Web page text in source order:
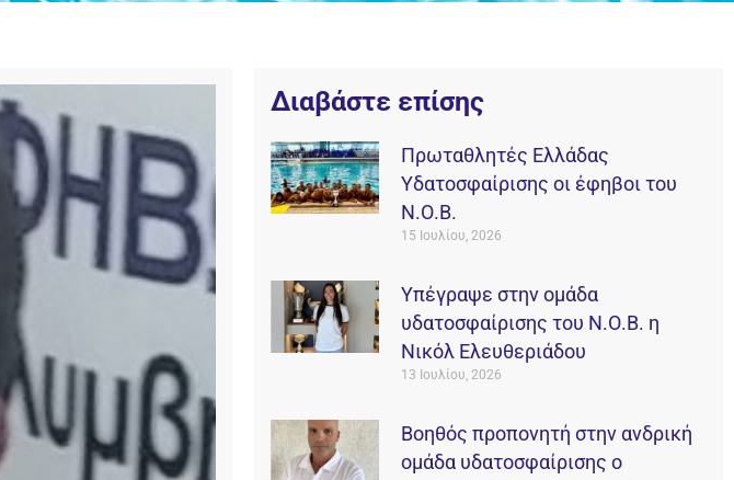
Διαβάστε επίσης
Πρωταθλητές Ελλάδας
Υδατοσφαίρισης οι έφηβοι του
Ν.Ο.Β.
15 Ιουλίου, 2026
Υπέγραψε στην ομάδα
υδατοσφαίρισης του Ν.Ο.Β. η
Νικόλ Ελευθεριάδου
13 Ιουλίου, 2026
Βοηθός προπονητή στην ανδρική
ομάδα υδατοσφαίρισης ο